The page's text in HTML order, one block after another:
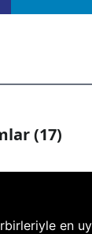
(17)
en